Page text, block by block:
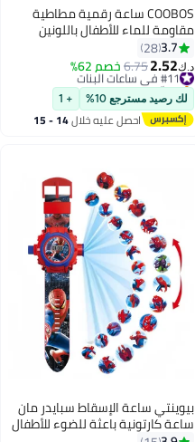
COOBOS ساعة رقمية مطاطية
مقاومة للماء للأطفال باللونين
الأسود والأحمر
3.7
28
د.ك‏2.52
6.75خصم 62% #11 في ساعات البنات
بتخلّص بسرعة
#11 في ساعات البنات
لك رصيد مسترجع 10% + 1
احصل عليه خلال 14 - 15
بيوينتي ساعة الإسقاط سبايدر مان
ساعة كارتونية باعثة للضوء للأطفال